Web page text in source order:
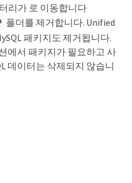
리가 로 이동합니다
폴더를 제거합니다. Unified
패키지도 제거됩니다.
에서 패키지가 필요하고 사
데이터는 삭제되지 않습니